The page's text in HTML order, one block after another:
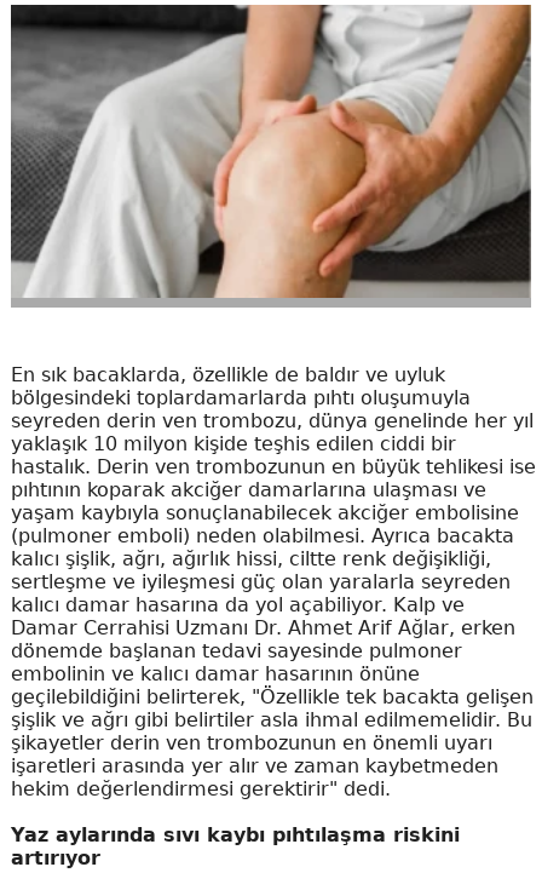
En sık bacaklarda, özellikle de baldır ve uyluk
bölgesindeki toplardamarlarda pıhtı oluşumuyla
seyreden derin ven trombozu, dünya genelinde her yıl
yaklaşık 10 milyon kişide teşhis edilen ciddi bir
hastalık. Derin ven trombozunun en büyük tehlikesi ise
pıhtının koparak akciğer damarlarına ulaşması ve
yaşam kaybıyla sonuçlanabilecek akciğer embolisine
(pulmoner emboli) neden olabilmesi. Ayrıca bacakta
kalıcı şişlik, ağrı, ağırlık hissi, ciltte renk değişikliği,
sertleşme ve iyileşmesi güç olan yaralarla seyreden
kalıcı damar hasarına da yol açabiliyor. Kalp ve
Damar Cerrahisi Uzmanı Dr. Ahmet Arif Ağlar, erken
dönemde başlanan tedavi sayesinde pulmoner
embolinin ve kalıcı damar hasarının önüne
geçilebildiğini belirterek, "Özellikle tek bacakta gelişen
şişlik ve ağrı gibi belirtiler asla ihmal edilmemelidir. Bu
şikayetler derin ven trombozunun en önemli uyarı
işaretleri arasında yer alır ve zaman kaybetmeden
hekim değerlendirmesi gerektirir" dedi.
Yaz aylarında sıvı kaybı pıhtılaşma riskini
artırıyor